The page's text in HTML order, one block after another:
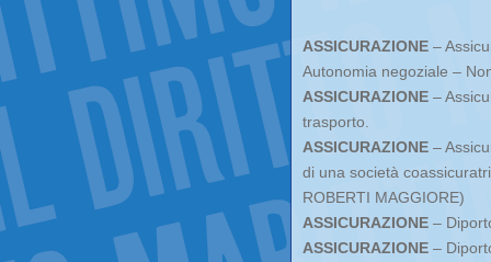
ASSICURAZIONE –
Autonomia negoziale –
ASSICURAZIONE –
trasporto.
ASSICURAZIONE –
di una società
ROBERTI MAGGIORE)
ASSICURAZIONE –
ASSICURAZIONE –